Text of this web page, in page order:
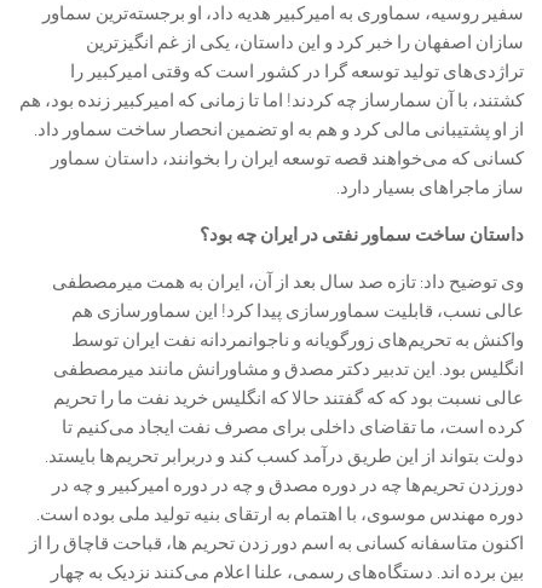
سفیر روسیه، سماوری به امیرکبیر هدیه داد، او برجسته‌ترین سماور
سازان اصفهان را خبر کرد و این داستان، یکی از غم انگیزترین
تراژدی‌های تولید توسعه گرا در کشور است که وقتی امیرکبیر را
کشتند، با آن سمارساز چه کردند! اما تا زمانی که امیرکبیر زنده بود، هم
از او پشتیبانی مالی کرد و هم به او تضمین انحصار ساخت سماور داد.
کسانی که می‌خواهند قصه توسعه ایران را بخوانند، داستان سماور
ساز ماجرا‌های بسیار دارد.
داستان ساخت سماور نفتی در ایران چه بود؟
وی توضیح داد: تازه صد سال بعد از آن، ایران به همت میرمصطفی
عالی نسب، قابلیت سماورسازی پیدا کرد! این سماورسازی هم
واکنش به تحریم‌های زورگویانه و ناجوانمردانه نفت ایران توسط
انگلیس بود. این تدبیر دکتر مصدق و مشاورانش مانند میرمصطفی
عالی نسبت بود که که گفتند حالا که انگلیس خرید نفت ما را تحریم
کرده است، ما تقاضای داخلی برای مصرف نفت ایجاد می‌کنیم تا
دولت بتواند از این طریق درآمد کسب کند و دربرابر تحریم‌ها بایستد.
دورزدن تحریم‌ها چه در دوره مصدق و چه در دوره امیرکبیر و چه در
دوره مهندس موسوی، با اهتمام به ارتقای بنیه تولید ملی بوده است.
اکنون متاسفانه کسانی به اسم دور زدن تحریم ها، قباحت قاچاق را از
بین برده اند. دستگاه‌های رسمی، علنا اعلام می‌کنند نزدیک به چهار